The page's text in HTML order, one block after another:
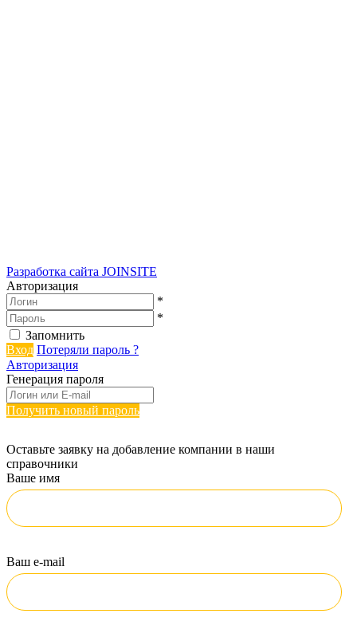
Разработка сайта JOINSITE
Авторизация
*
*
Запомнить
Вход Потеряли пароль ?
Авторизация
Генерация пароля
Получить новый пароль
Оставьте заявку на добавление компании в наши
справочники
Ваше имя
Ваш e-mail